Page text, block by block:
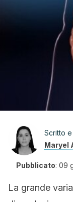
Scritto
Maryel
Pubblicato: 09
La grande